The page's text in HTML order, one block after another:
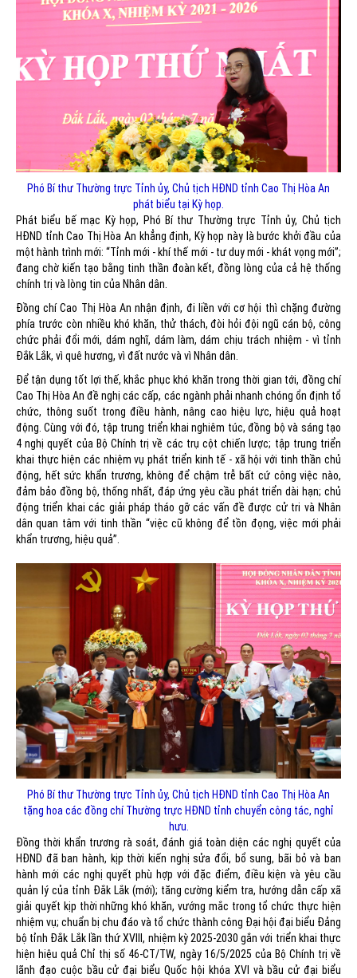
Phó Bí thư Thường trực Tỉnh ủy, Chủ tịch HĐND tỉnh Cao Thị Hòa An
phát biểu tại Kỳ họp.
Phát biểu bế mạc Kỳ họp, Phó Bí thư Thường trực Tỉnh ủy, Chủ tịch
HĐND tỉnh Cao Thị Hòa An khẳng định, Kỳ họp này là bước khởi đầu của
một hành trình mới: “Tỉnh mới - khí thế mới - tư duy mới - khát vọng mới”;
đang chờ kiến tạo bằng tinh thần đoàn kết, đồng lòng của cả hệ thống
chính trị và lòng tin của Nhân dân.
Đồng chí Cao Thị Hòa An nhận định, đi liền với cơ hội thì chặng đường
phía trước còn nhiều khó khăn, thử thách, đòi hỏi đội ngũ cán bộ, công
chức phải đổi mới, dám nghĩ, dám làm, dám chịu trách nhiệm - vì tỉnh
Đắk Lắk, vì quê hương, vì đất nước và vì Nhân dân.
Để tận dụng tốt lợi thế, khắc phục khó khăn trong thời gian tới, đồng chí
Cao Thị Hòa An đề nghị các cấp, các ngành phải nhanh chóng ổn định tổ
chức, thông suốt trong điều hành, nâng cao hiệu lực, hiệu quả hoạt
động. Cùng với đó, tập trung triển khai nghiêm túc, đồng bộ và sáng tạo
4 nghị quyết của Bộ Chính trị về các trụ cột chiến lược; tập trung triển
khai thực hiện các nhiệm vụ phát triển kinh tế - xã hội với tinh thần chủ
động, hết sức khẩn trương, không để chậm trễ bất cứ công việc nào,
đảm bảo đồng bộ, thống nhất, đáp ứng yêu cầu phát triển dài hạn; chủ
động triển khai các giải pháp tháo gỡ các vấn đề được cử tri và Nhân
dân quan tâm với tinh thần “việc cũ không để tồn đọng, việc mới phải
khẩn trương, hiệu quả”.
Phó Bí thư Thường trực Tỉnh ủy, Chủ tịch HĐND tỉnh Cao Thị Hòa An
tặng hoa các đồng chí Thường trực HĐND tỉnh chuyển công tác, nghỉ
hưu.
Đồng thời khẩn trương rà soát, đánh giá toàn diện các nghị quyết của
HĐND đã ban hành, kịp thời kiến nghị sửa đổi, bổ sung, bãi bỏ và ban
hành mới các nghị quyết phù hợp với đặc điểm, điều kiện và yêu cầu
quản lý của tỉnh Đắk Lắk (mới); tăng cường kiểm tra, hướng dẫn cấp xã
giải quyết kịp thời những khó khăn, vướng mắc trong tổ chức thực hiện
nhiệm vụ; chuẩn bị chu đáo và tổ chức thành công Đại hội đại biểu Đảng
bộ tỉnh Đắk Lắk lần thứ XVIII, nhiệm kỳ 2025-2030 gắn với triển khai thực
hiện hiệu quả Chỉ thị số 46-CT/TW, ngày 16/5/2025 của Bộ Chính trị về
lãnh đạo cuộc bầu cử đại biểu Quốc hội khóa XVI và bầu cử đại biểu